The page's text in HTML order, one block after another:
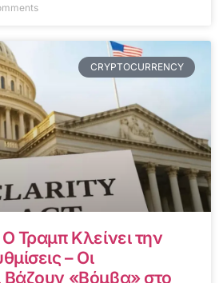
CRYPTOCURRENCY
Τραμπ Κλείνει την
– Οι
Βάζουν «Βόμβα» στο